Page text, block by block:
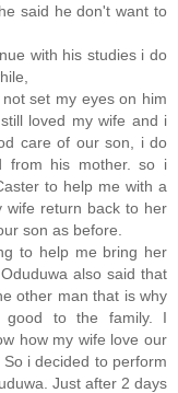
said he don't want to
with his studies i do
set my eyes on him
loved my wife and i
care of our son, i do
from his mother. so i
to help me with a
wife return back to her
son as before.
to help me bring her
also said that
other man that is why
good to the family. I
how my wife love our
i decided to perform
Just after 2 days